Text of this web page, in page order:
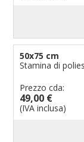
50x75 cm
Stamina di
Prezzo cda:
49,00 €
(IVA inclusa)